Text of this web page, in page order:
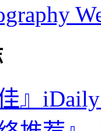
佳』